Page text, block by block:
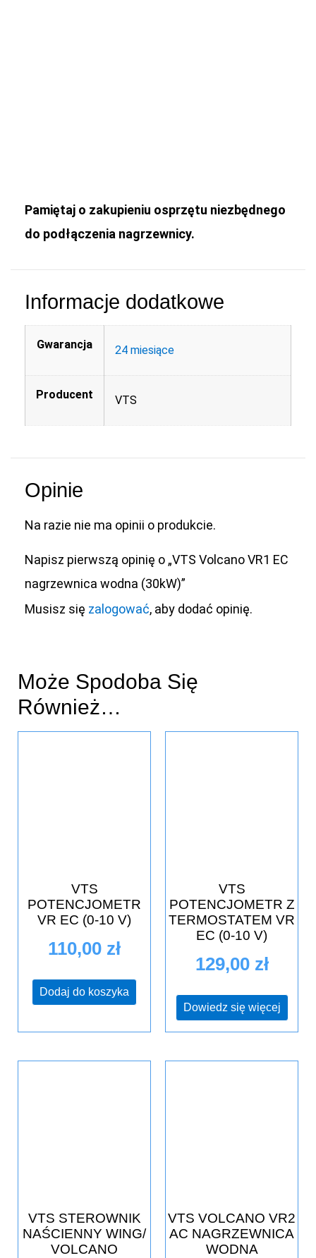
Pamiętaj o zakupieniu osprzętu niezbędnego
do podłączenia nagrzewnicy.
Informacje dodatkowe
Gwarancja 24 miesiące
Producent VTS
Opinie
Na razie nie ma opinii o produkcie.
Napisz pierwszą opinię o „VTS Volcano VR1 EC
nagrzewnica wodna (30kW)”
Musisz się zalogować, aby dodać opinię.
Może Spodoba Się
Również…
VTS
POTENCJOMETR
VR EC (0-10 V)
110,00 zł
Dodaj do koszyka
VTS
POTENCJOMETR Z
TERMOSTATEM VR
EC (0-10 V)
129,00 zł
Dowiedz się więcej
VTS STEROWNIK
NAŚCIENNY WING/
VOLCANO
VTS VOLCANO VR2
AC NAGRZEWNICA
WODNA